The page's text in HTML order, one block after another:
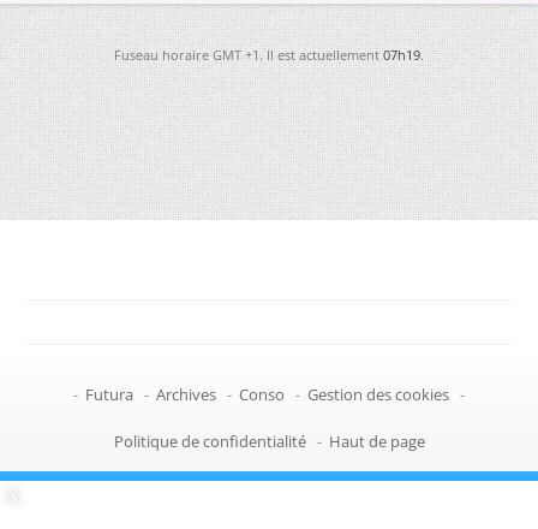
Fuseau horaire GMT +1. Il est actuellement07h19.
- Futura - Archives - Conso - Gestion des cookies -
Politique de confidentialité - Haut de page